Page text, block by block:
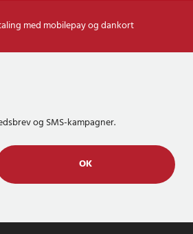
med mobilepay og dankort
og SMS-kampagner.
OK